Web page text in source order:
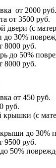
от 2000 руб.
от 3500 руб.
двери (с
до 30%
8000 руб.
до 50%
8000 руб.
от 450 руб.
руб.
крышки (с
до 30%
9500 руб.
50%